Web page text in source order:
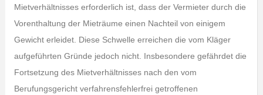
Mietverhältnisses erforderlich ist, dass der Vermieter durch die
Vorenthaltung der Mieträume einen Nachteil von einigem
Gewicht erleidet. Diese Schwelle erreichen die vom Kläger
aufgeführten Gründe jedoch nicht. Insbesondere gefährdet die
Fortsetzung des Mietverhältnisses nach den vom
Berufungsgericht verfahrensfehlerfrei getroffenen